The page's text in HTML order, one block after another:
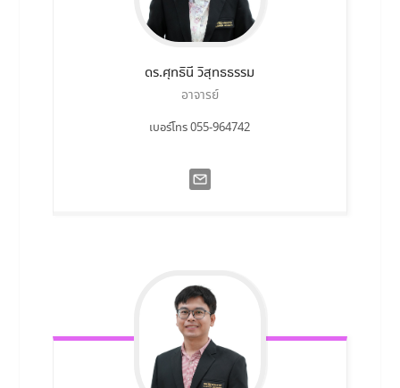
ดร.ศุทธินี วิสุทธธรรม
อาจารย์
เบอร์โทร 055-964742